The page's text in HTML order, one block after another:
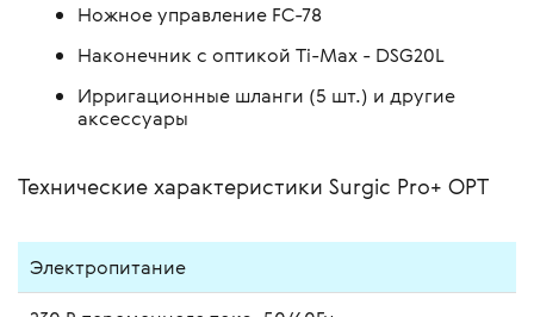
Ножное управление FC-78
Наконечник с оптикой Ti-Max - DSG20L
Ирригационные шланги (5 шт.) и другие
аксессуары
Технические характеристики Surgic Pro+ OPT
Электропитание